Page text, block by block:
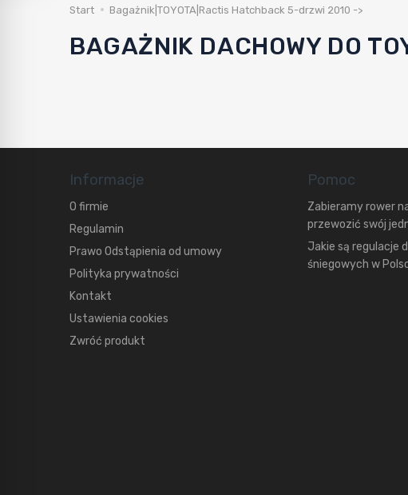
Start Bagażnik|TOYOTA|Ractis Hatchback 5-drzwi 2010 ->
BAGAŻNIK DACHOWY DO
Informacje
O firmie
Regulamin
Prawo Odstąpienia od umowy
Polityka prywatności
Kontakt
Ustawienia cookies
Zwróć produkt
Pomoc
Zabieramy rower
przewozić swój
Jakie są regulacje
śniegowych w